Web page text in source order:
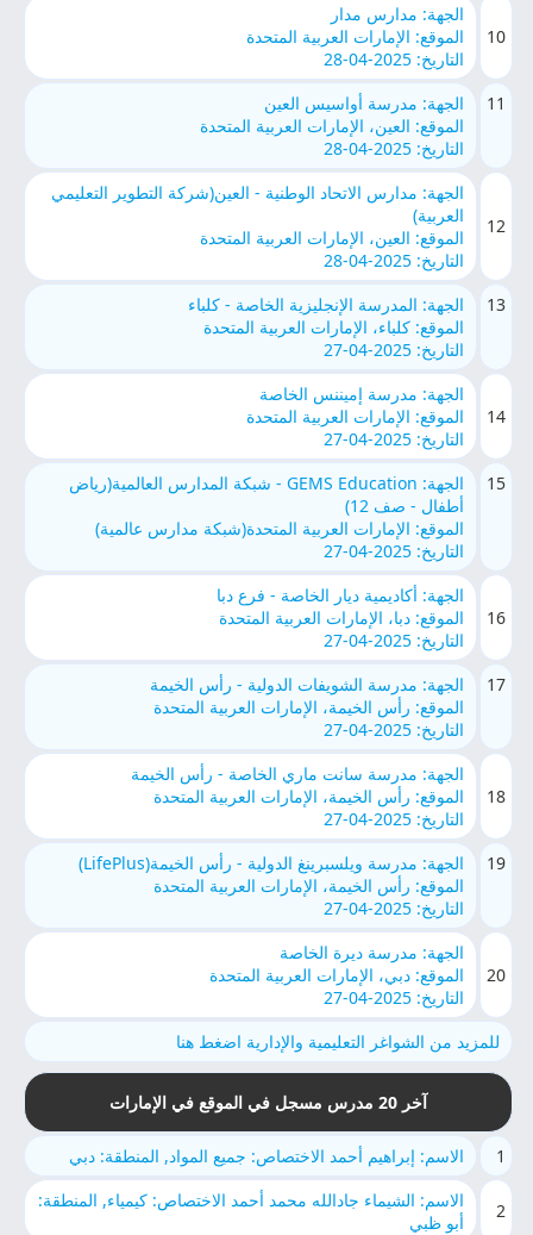
10
الجهة: مدارس مدار
الموقع: الإمارات العربية المتحدة
التاريخ: 2025-04-28
11
الجهة: مدرسة أواسيس العين
الموقع: العين، الإمارات العربية المتحدة
التاريخ: 2025-04-28
12
الجهة: مدارس الاتحاد الوطنية - العين(شركة التطوير التعليمي
العربية)
الموقع: العين، الإمارات العربية المتحدة
التاريخ: 2025-04-28
13
الجهة: المدرسة الإنجليزية الخاصة - كلباء
الموقع: كلباء، الإمارات العربية المتحدة
التاريخ: 2025-04-27
14
الجهة: مدرسة إميننس الخاصة
الموقع: الإمارات العربية المتحدة
التاريخ: 2025-04-27
15
الجهة: GEMS Education - شبكة المدارس العالمية(رياض
أطفال - صف 12)
الموقع: الإمارات العربية المتحدة(شبكة مدارس عالمية)
التاريخ: 2025-04-27
16
الجهة: أكاديمية ديار الخاصة - فرع دبا
الموقع: دبا، الإمارات العربية المتحدة
التاريخ: 2025-04-27
17
الجهة: مدرسة الشويفات الدولية - رأس الخيمة
الموقع: رأس الخيمة، الإمارات العربية المتحدة
التاريخ: 2025-04-27
18
الجهة: مدرسة سانت ماري الخاصة - رأس الخيمة
الموقع: رأس الخيمة، الإمارات العربية المتحدة
التاريخ: 2025-04-27
19
الجهة: مدرسة ويلسبرينغ الدولية - رأس الخيمة(LifePlus)
الموقع: رأس الخيمة، الإمارات العربية المتحدة
التاريخ: 2025-04-27
20
الجهة: مدرسة ديرة الخاصة
الموقع: دبي، الإمارات العربية المتحدة
التاريخ: 2025-04-27
للمزيد من الشواغر التعليمية والإدارية اضغط هنا
آخر 20 مدرس مسجل في الموقع في الإمارات
1 الاسم: إبراهيم أحمد الاختصاص: جميع المواد, المنطقة: دبي
2
الاسم: الشيماء جادالله محمد أحمد الاختصاص: كيمياء, المنطقة:
أبو ظبي